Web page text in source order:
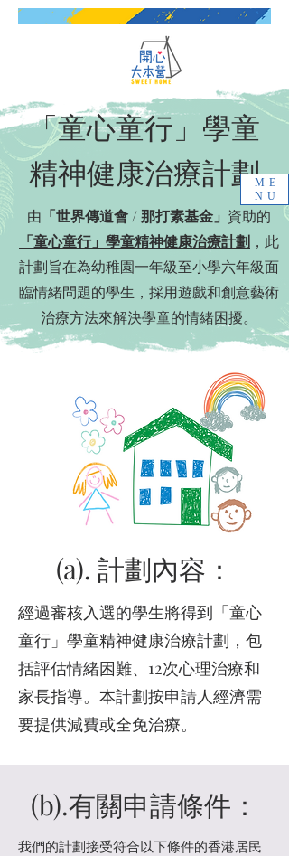
ME
NU
「童心童行」學童
精神健康治療計劃
由 「世界傳道會 / 那打素基金」 資助的
「童心童行」學童精神健康治療計劃 ，此
計劃旨在為幼稚園一年級至小學六年級面
臨情緒問題的學生，採用遊戲和創意藝術
治療方法來解決學童的情緒困擾。
(a). 計劃內容：
經過審核入選的學生將得到「童心
童行」學童精神健康治療計劃，包
括評估情緒困難、12次心理治療和
家長指導。本計劃按申請人經濟需
要提供減費或全免治療。
(b).有關申請條件：
我們的計劃接受符合以下條件的香港居民